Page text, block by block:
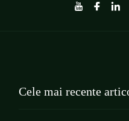
Cele mai recente